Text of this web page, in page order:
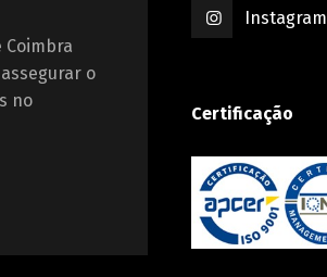
o
no
Instagram
Certificação